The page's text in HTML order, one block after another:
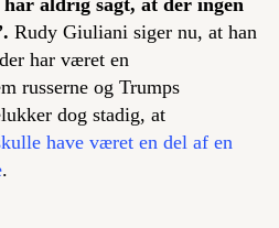
aldrig sagt, at der ingen
Rudy Giuliani siger nu, at han
har været en
russerne og Trumps
dog stadig, at
have været en del af en
.